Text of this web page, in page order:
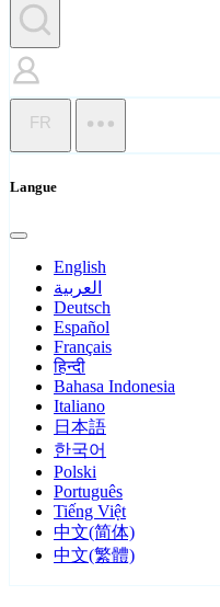
FR
Langue
English
العربية
Deutsch
Español
Français
हिन्दी
Bahasa Indonesia
Italiano
日本語
한국어
Polski
Português
Tiếng Việt
中文(简体)
中文(繁體)